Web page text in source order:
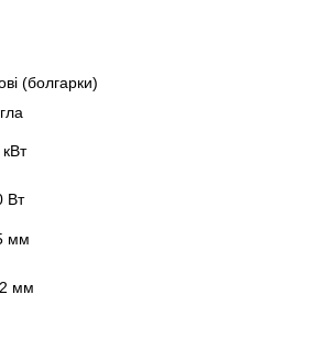
(болгарки)
Вт
мм
мм